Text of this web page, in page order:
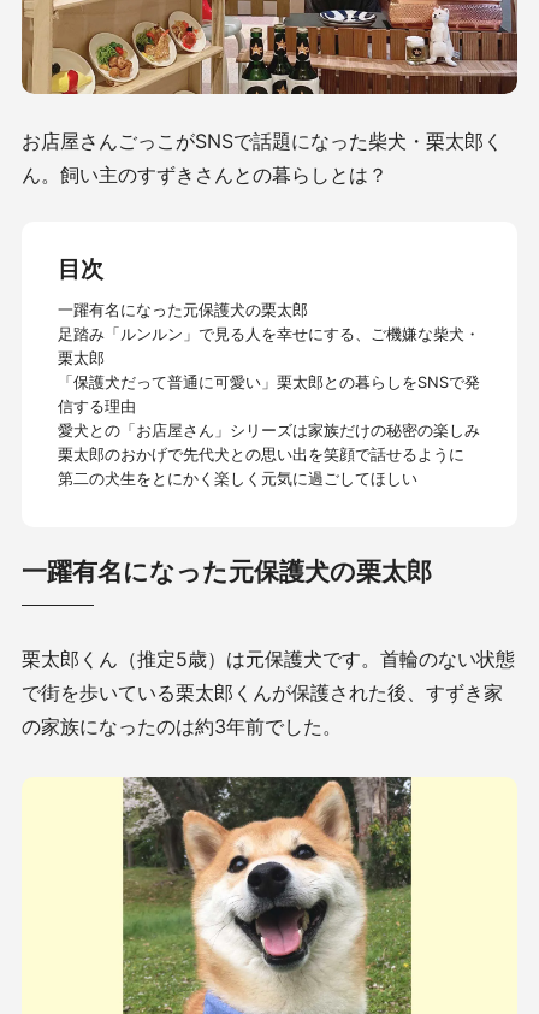
お店屋さんごっこがSNSで話題になった柴犬・栗太郎く
ん。飼い主のすずきさんとの暮らしとは？
目次
一躍有名になった元保護犬の栗太郎
足踏み「ルンルン」で見る人を幸せにする、ご機嫌な柴犬・
栗太郎
「保護犬だって普通に可愛い」栗太郎との暮らしをSNSで発
信する理由
愛犬との「お店屋さん」シリーズは家族だけの秘密の楽しみ
栗太郎のおかげで先代犬との思い出を笑顔で話せるように
第二の犬生をとにかく楽しく元気に過ごしてほしい
一躍有名になった元保護犬の栗太郎
栗太郎くん（推定5歳）は元保護犬です。首輪のない状態
で街を歩いている栗太郎くんが保護された後、すずき家
の家族になったのは約3年前でした。